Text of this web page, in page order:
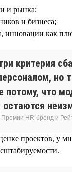
и рынка;
и бизнеса;
инновации как
критерия
но
потому, что
остаются
Премии HR-бренд и
проектов, у